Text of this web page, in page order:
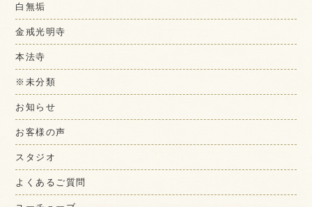
白無垢
金戒光明寺
本法寺
※未分類
お知らせ
お客様の声
スタジオ
よくあるご質問